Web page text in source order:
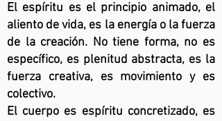
El espíritu es el principio animado, el
aliento de vida, es la energía o la fuerza
de la creación. No tiene forma, no es
específico, es plenitud abstracta, es la
fuerza creativa, es movimiento y es
colectivo.
El cuerpo es espíritu concretizado, es